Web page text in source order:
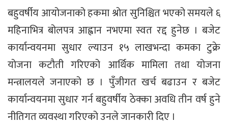
बहुवर्षीय आयोजनाको हकमा श्रोत सुनिश्चित भएको समयले ६
महिनाभित्र बोलपत्र आह्वान नभएमा स्वत रद्द हुनेछ । बजेट
कार्यान्वयनमा सुधार ल्याउन १५ लाखभन्दा कमका टुक्रे
योजना कटौती गरिएको आर्थिक मामिला तथा योजना
मन्त्रालयले जनाएको छ । पुँजीगत खर्च बढाउन र बजेट
कार्यान्वयनमा सुधार गर्न बहुवर्षीय ठेक्का अवधि तीन वर्ष हुने
नीतिगत व्यवस्था गरिएको उनले जानकारी दिए ।